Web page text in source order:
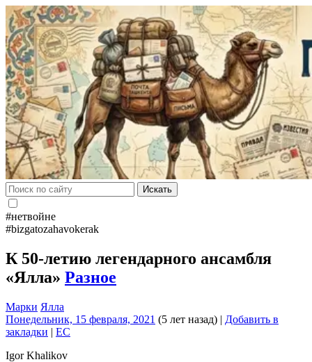
Искать
#нетвойне
#bizgatozahavokerak
К 50-летию легендарного ансамбля
«Ялла» Разное
Марки Ялла
Понедельник, 15 февраля, 2021 (5 лет назад) | Добавить в
закладки | EC
Igor Khalikov